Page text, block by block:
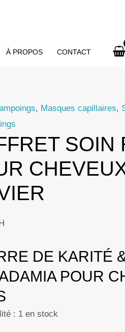
À PROPOS CONTACT
, Masques capillaires,
SOIN
DE KARITÉ
POUR
: 1 en stock